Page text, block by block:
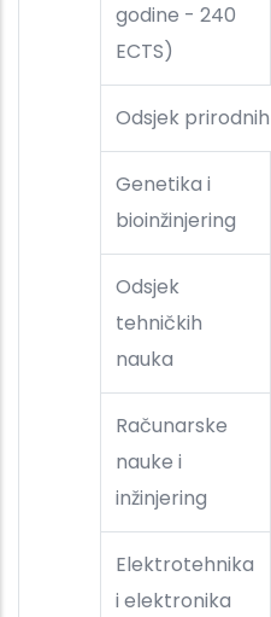
godine - 240
ECTS)
Odsjek
Genetika i
bioinžinjering
Odsjek
tehničkih
nauka
Računarske
nauke i
inžinjering
Elektrotehnika
i elektronika